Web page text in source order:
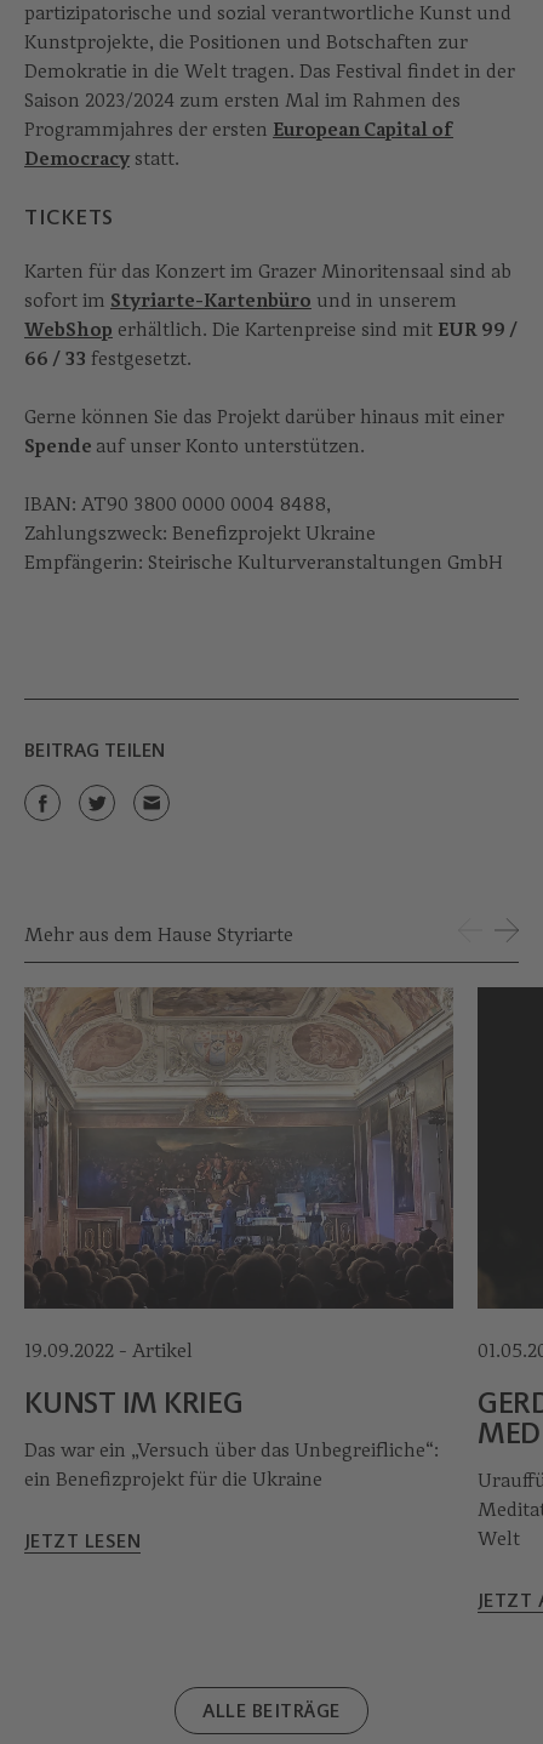
partizipatorische und sozial verantwortliche Kunst und
Kunstprojekte, die Positionen und Botschaften zur
Demokratie in die Welt tragen. Das Festival findet in der
Saison 2023/2024 zum ersten Mal im Rahmen des
Programmjahres der ersten European Capital of
Democracy statt.
TICKETS
Karten für das Konzert im Grazer Minoritensaal sind ab
sofort im Styriarte-Kartenbüro und in unserem
WebShop erhältlich. Die Kartenpreise sind mit EUR 99 /
66 / 33 festgesetzt.
Gerne können Sie das Projekt darüber hinaus mit einer
Spende auf unser Konto unterstützen.
IBAN: AT90 3800 0000 0004 8488,
Zahlungszweck: Benefizprojekt Ukraine
Empfängerin: Steirische Kulturveranstaltungen GmbH
BEITRAG TEILEN
Mehr aus dem Hause Styriarte
19.09.2022 - Artikel
KUNST IM KRIEG
Das war ein „Versuch über das Unbegreifliche“:
ein Benefizprojekt für die Ukraine
JETZT LESEN
Welt
JETZT
ALLE BEITRÄGE